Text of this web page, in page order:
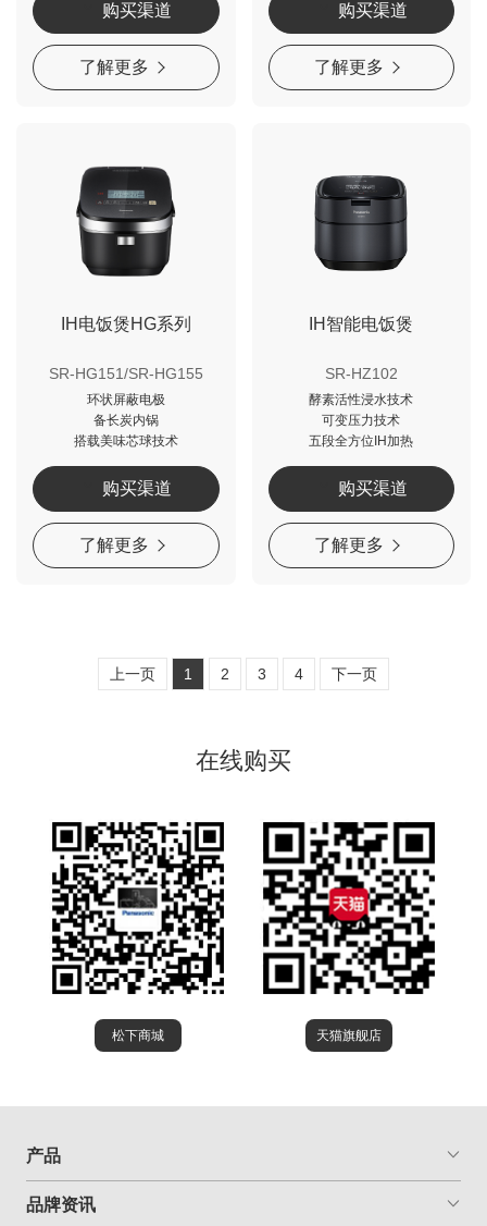
购买渠道
了解更多
购买渠道
了解更多
IH电饭煲HG系列
SR-HG151/SR-HG155
环状屏蔽电极
备长炭内锅
搭载美味芯球技术
购买渠道
了解更多
IH智能电饭煲
SR-HZ102
酵素活性浸水技术
可变压力技术
五段全方位IH加热
购买渠道
了解更多
上一页 1 2 3 4 下一页
在线购买
松下商城 天猫旗舰店
产品
品牌资讯